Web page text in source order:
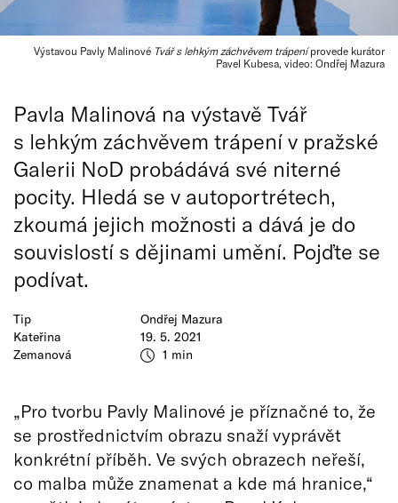
Výstavou Pavly Malinové Tvář s lehkým záchvěvem trápeníprovede kurátor
Pavel Kubesa, video: Ondřej Mazura
Tip
Kateřina
Zemanová
Ondřej Mazura
19. 5. 2021
1 min
Pavla Malinová na výstavě Tvář
s lehkým záchvěvem trápení v pražské
Galerii NoD probádává své niterné
pocity. Hledá se v autoportrétech,
zkoumá jejich možnosti a dává je do
souvislostí s dějinami umění. Pojďte se
podívat.
„Pro tvorbu Pavly Malinové je příznačné to, že
se prostřednictvím obrazu snaží vyprávět
konkrétní příběh. Ve svých obrazech neřeší,
co malba může znamenat a kde má hranice,“